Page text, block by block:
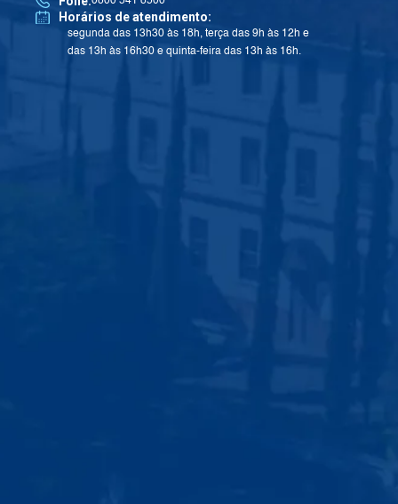
Horários de atendimento:
segunda das 13h30 às 18h, terça das 9h às 12h e
das 13h às 16h30 e quinta-feira das 13h às 16h.